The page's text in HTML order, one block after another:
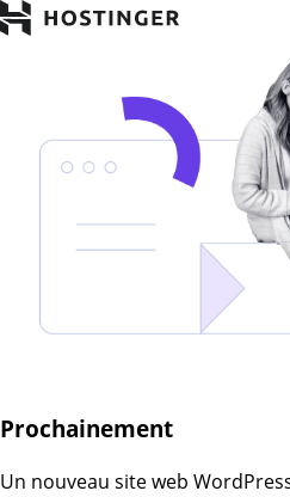
Prochainement
Un nouveau site web